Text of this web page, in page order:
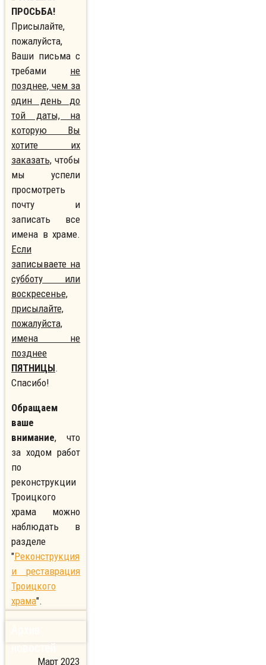
ПРОСЬБА!
Присылайте,
пожалуйста,
Ваши письма с
требами не
позднее, чем за
один день до
той даты, на
которую Вы
хотите их
заказать, чтобы
мы успели
просмотреть
почту и
записать все
имена в храме.
Если
записываете на
субботу или
воскресенье,
присылайте,
пожалуйста,
имена не
позднее
ПЯТНИЦЫ.
Спасибо!
Обращаем
ваше
внимание, что
за ходом работ
по
реконструкции
Троицкого
храма можно
наблюдать в
разделе
"Реконструкция
и реставрация
Троицкого
храма".
новостей
Март 2023